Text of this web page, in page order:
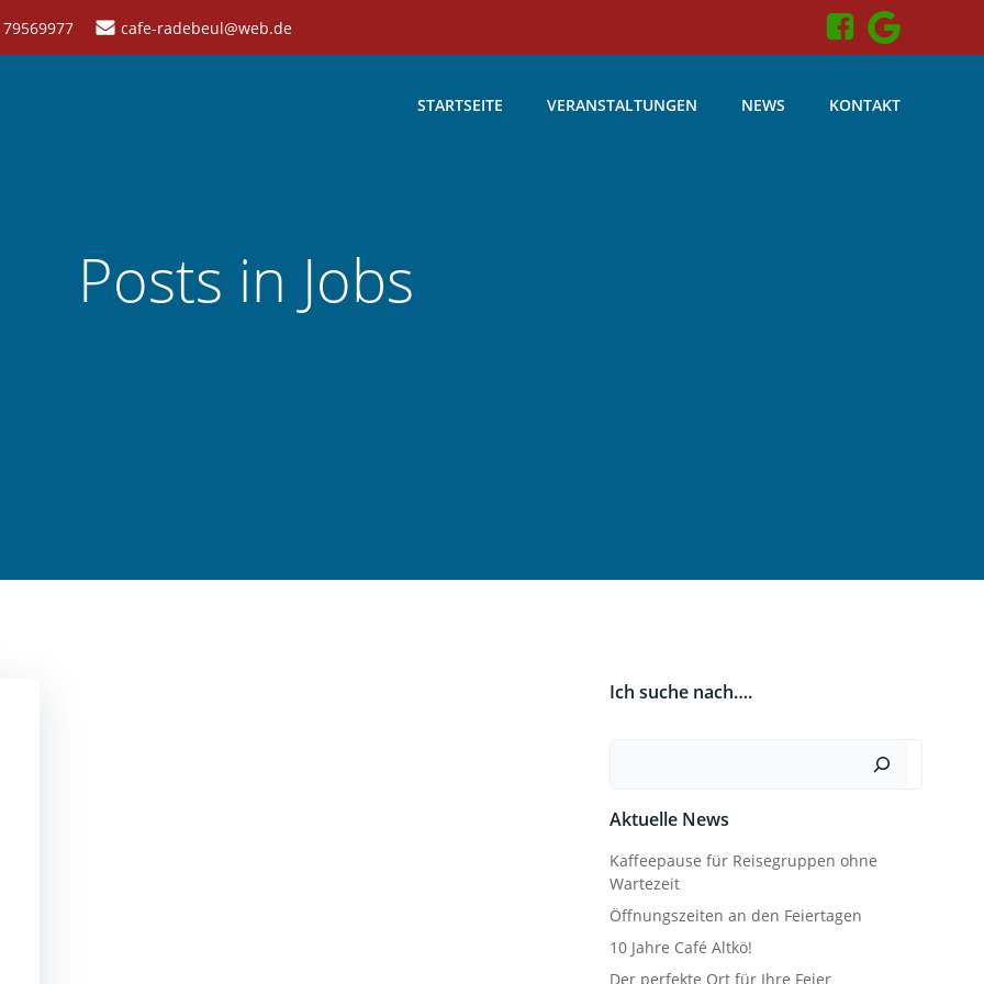
cafe-radebeul@web.de
STARTSEITE VERANSTALTUNGEN NEWS KONTAKT
Posts in Jobs
Ich suche nach….
Aktuelle News
Kaffeepause für Reisegruppen ohne
Wartezeit
Öffnungszeiten an den Feiertagen
10 Jahre Café Altkö!
Der perfekte Ort für Ihre Feier